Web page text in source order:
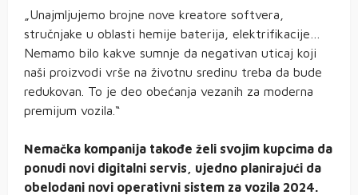
„Unajmljujemo brojne nove kreatore softvera,
stručnjake u oblasti hemije baterija, elektrifikacije…
Nemamo bilo kakve sumnje da negativan uticaj koji
naši proizvodi vrše na životnu sredinu treba da bude
redukovan. To je deo obećanja vezanih za moderna
premijum vozila.“
Nemačka kompanija takođe želi svojim kupcima da
ponudi novi digitalni servis, ujedno planirajući da
obelodani novi operativni sistem za vozila 2024.